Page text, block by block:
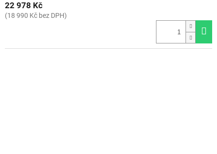
22 978 Kč
(18 990 Kč bez DPH)